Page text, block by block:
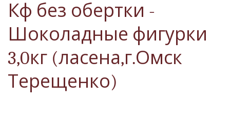
Кф без обертки -
Шоколадные фигурки
3,0кг (ласена,г.Омск
Терещенко)